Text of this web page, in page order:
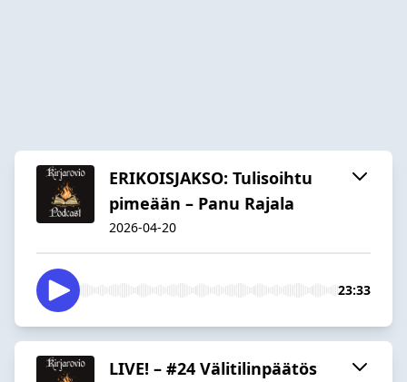
ERIKOISJAKSO: Tulisoihtu
pimeään – Panu Rajala
2026-04-20
23:33
LIVE! – #24 Välitilinpäätös